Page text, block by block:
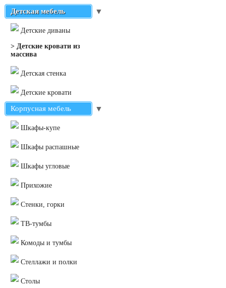
Детская мебель ▼
Детские диваны
> Детские кровати из
массива
Детская стенка
Детские кровати
Корпусная мебель ▼
Шкафы-купе
Шкафы распашные
Шкафы угловые
Прихожие
Стенки, горки
ТВ-тумбы
Комоды и тумбы
Стеллажи и полки
Столы